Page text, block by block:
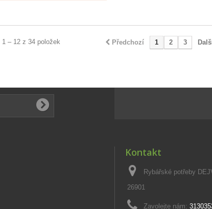
Předchozí 1 2 3
1 – 12 z 34 položek
Kontakt
Rybářské potřeby
26901
Zavolejte nám: